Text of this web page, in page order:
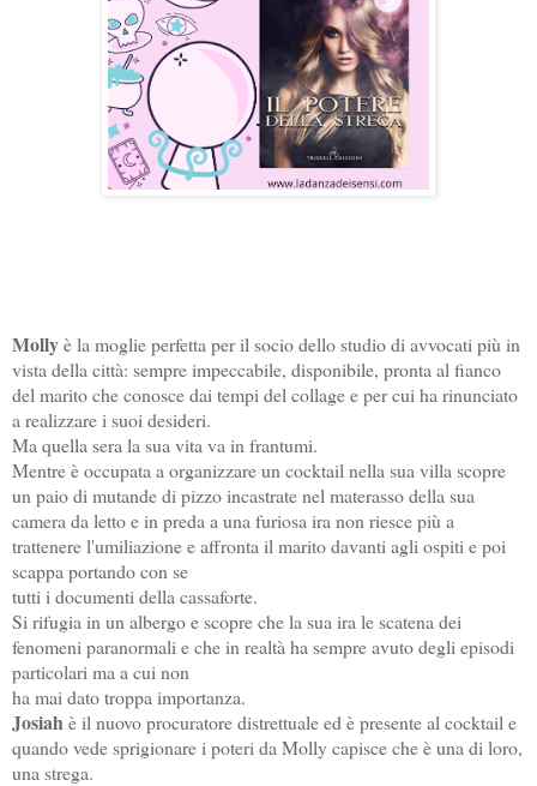
Molly è la moglie perfetta per il socio dello studio di avvocati più in
vista della città: sempre impeccabile, disponibile, pronta al fianco
del marito che conosce dai tempi del collage e per cui ha rinunciato
a realizzare i suoi desideri.
Ma quella sera la sua vita va in frantumi.
Mentre è occupata a organizzare un cocktail nella sua villa scopre
un paio di mutande di pizzo incastrate nel materasso della sua
camera da letto e in preda a una furiosa ira non riesce più a
trattenere l'umiliazione e affronta il marito davanti agli ospiti e poi
scappa portando con se
tutti i documenti della cassaforte.
Si rifugia in un albergo e scopre che la sua ira le scatena dei
fenomeni paranormali e che in realtà ha sempre avuto degli episodi
particolari ma a cui non
ha mai dato troppa importanza.
Josiahè il nuovo procuratore distrettuale ed è presente al cocktail e
quando vede sprigionare i poteri da Molly capisce che è una di loro,
una strega.